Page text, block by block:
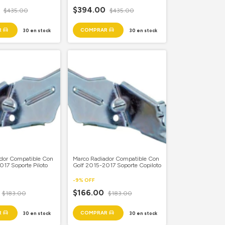
$435.00
30 en stock
$394.00 $435.00
30 en stock
Compatible Con
Soporte Piloto
$183.00
30 en stock
Marco Radiador Compatible Con
Golf 2015-2017 Soporte Copiloto
-9% OFF
$166.00 $183.00
30 en stock